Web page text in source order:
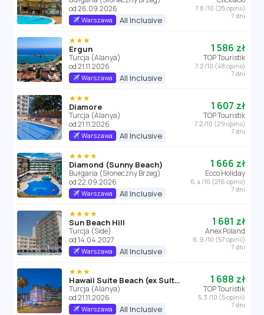
od 26.09.2026
Warszawa All Inclusive
7.8 /10 (25 opinii)
7 dni
★★★
Ergun
Turcja (Alanya)
od 21.11.2026
Warszawa All Inclusive
1 586 zł
TOP Touristik
7.2 /10 (48 opinii)
7 dni
★★★
Diamore
Turcja (Alanya)
od 21.11.2026
Warszawa All Inclusive
1 607 zł
TOP Touristik
7.2 /10 (29 opinii)
7 dni
★★★★
Diamond (Sunny Beach)
Bułgaria (Słoneczny Brzeg)
od 22.09.2026
Warszawa All Inclusive
1 666 zł
Ecco Holiday
6.4 /10 (216 opinii)
7 dni
★★★★
Sun Beach Hill
Turcja (Side)
od 14.04.2027
Warszawa All Inclusive
1 681 zł
Anex Poland
6.9 /10 (57 opinii)
7 dni
★★★
Hawaii Suite Beach (ex Sultan Keykubat)
Turcja (Alanya)
od 21.11.2026
Warszawa All Inclusive
1 688 zł
TOP Touristik
5.3 /10 (5 opinii)
7 dni